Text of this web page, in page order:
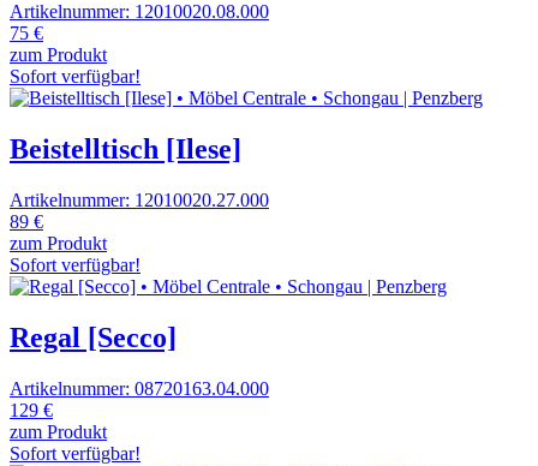
Artikelnummer: 12010020.08.000
75 €
zum Produkt
Sofort verfügbar!
Beistelltisch [Ilese]
Artikelnummer: 12010020.27.000
89 €
zum Produkt
Sofort verfügbar!
Regal [Secco]
Artikelnummer: 08720163.04.000
129 €
zum Produkt
Sofort verfügbar!